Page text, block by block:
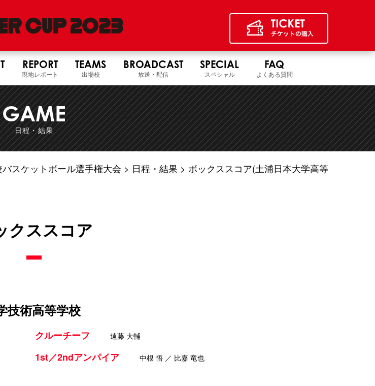
REPORT
現地レポート
TEAMS
出場校
BROADCAST
放送・配信
SPECIAL
スペシャル
FAQ
よくある質問
GAME
日程・結果
スケットボール選手権大会 日程・結果
ボックススコア(土浦日本大学高等
クススコア
技術高等学校
クルーチーフ 遠藤 大輔
1st／2ndアンパイア 中根 悟 ／ 比嘉 竜也